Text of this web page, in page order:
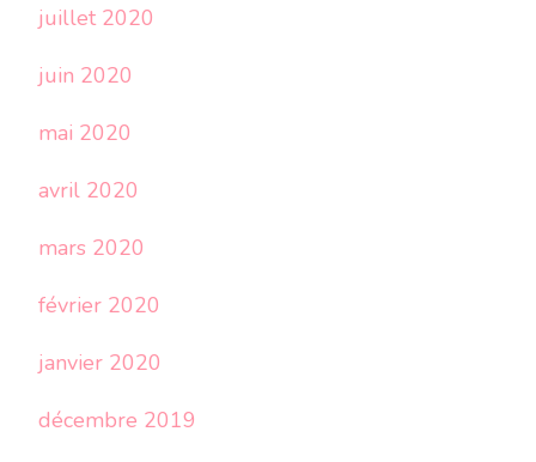
juillet 2020
juin 2020
mai 2020
avril 2020
mars 2020
février 2020
janvier 2020
décembre 2019